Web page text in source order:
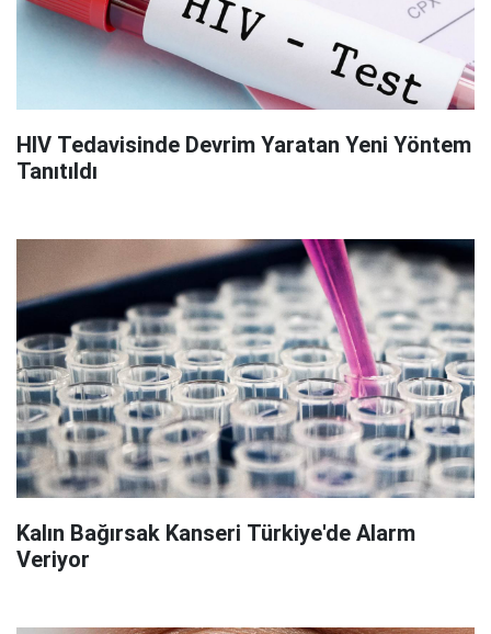
HIV Tedavisinde Devrim Yaratan Yeni Yöntem
Tanıtıldı
Kalın Bağırsak Kanseri Türkiye'de Alarm
Veriyor